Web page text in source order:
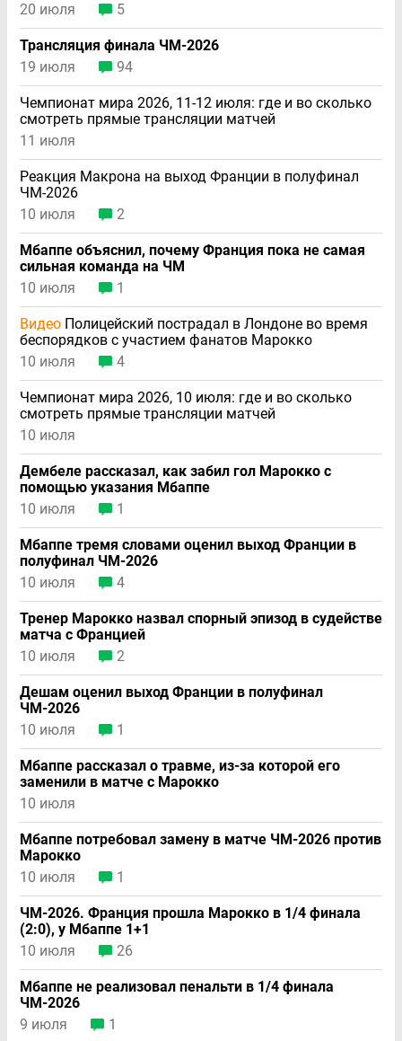
20 июля
5
Трансляция финала ЧМ-2026
19 июля
94
Чемпионат мира 2026, 11-12 июля: где и во сколько
смотреть прямые трансляции матчей
11 июля
Реакция Макрона на выход Франции в полуфинал
ЧМ-2026
10 июля
2
Мбаппе объяснил, почему Франция пока не самая
сильная команда на ЧМ
10 июля
1
Видео Полицейский пострадал в Лондоне во время
беспорядков с участием фанатов Марокко
10 июля
4
Чемпионат мира 2026, 10 июля: где и во сколько
смотреть прямые трансляции матчей
10 июля
Дембеле рассказал, как забил гол Марокко с
помощью указания Мбаппе
10 июля
1
Мбаппе тремя словами оценил выход Франции в
полуфинал ЧМ-2026
10 июля
4
Тренер Марокко назвал спорный эпизод в судействе
матча с Францией
10 июля
2
Дешам оценил выход Франции в полуфинал
ЧМ-2026
10 июля
1
Мбаппе рассказал о травме, из-за которой его
заменили в матче с Марокко
10 июля
Мбаппе потребовал замену в матче ЧМ-2026 против
Марокко
10 июля
1
ЧМ-2026. Франция прошла Марокко в 1/4 финала
(2:0), у Мбаппе 1+1
10 июля
26
Мбаппе не реализовал пенальти в 1/4 финала
ЧМ-2026
9 июля
1